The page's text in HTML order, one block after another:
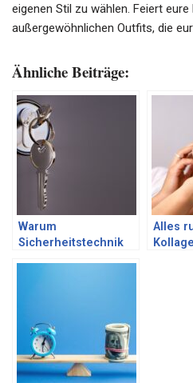
eigenen Stil zu wählen. Feiert
außergewöhnlichen Outfits, die
Ähnliche Beiträge:
Warum
Sicherheitstechnik
Alles